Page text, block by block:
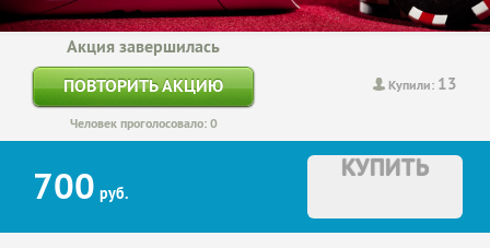
Купили: 13
Акция завершилась
ПОВТОРИТЬ АКЦИЮ
Человек проголосовало: 0
700 руб.
КУПИТЬ